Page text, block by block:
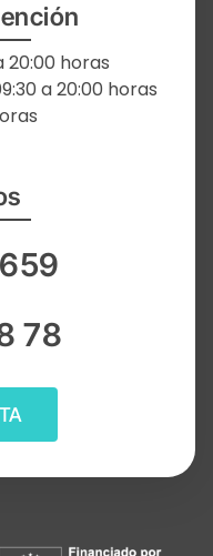
20:00 horas
a 20:00 horas
78